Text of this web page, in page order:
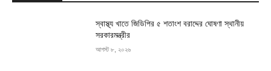
স্বাস্থ্য খাতে জিডিপির ৫ শতাংশ বরাদ্দের ঘোষণা স্থানীয়
সরকারমন্ত্রীর
আগস্ট ৮, ২০২৬